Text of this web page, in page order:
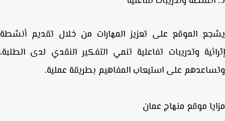
الموقع على تعزيز المهارات من خلال تقديمأنشطة
وتدريبات تفاعليةتنمي التفكير النقدي لدى الطلبة،
على استيعاب المفاهيم بطريقة عملية.
موقع منهاج عمان